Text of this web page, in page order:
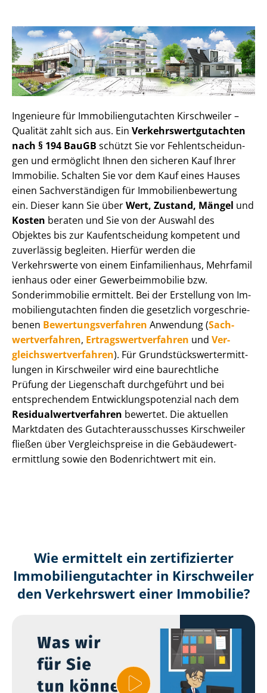
Ingenieure für Im­mo­bi­li­en­gut­ach­ten Kirschweiler –
Qualität zahlt sich aus. Ein Ver­kehrs­wert­gut­ach­ten
nach § 194 BauGB schützt Sie vor Fehl­ent­schei­dun­
gen und ermöglicht Ihnen den sicheren Kauf Ihrer
Immobilie. Schalten Sie vor dem Kauf eines Hauses
einen Sach­ver­stän­di­gen für Im­mo­bi­li­en­be­wer­tung
ein. Dieser kann Sie überWert, Zustand, Mängel und
Kosten beraten und Sie von der Auswahl des
Objektes bis zur Kauf­ent­schei­dung kompetent und
zuverlässig begleiten. Hierfür werden die
Verkehrswerte von einem Einfamilienhaus, Mehr­fa­mi­l
i­en­haus oder einer Ge­wer­be­im­mo­bi­lie bzw.
Sonderimmobilie ermittelt. Bei der Erstellung von Im­
mo­bi­li­en­gut­ach­ten finden die gesetzlich vor­ge­schrie­
be­nen Be­wer­tungs­ver­fah­ren Anwendung (Sach­
wert­ver­fah­ren, Er­trags­wert­ver­fah­ren und Ver­
gleichs­wert­ver­fah­ren). Für Grund­stücks­wert­ermitt­
lun­gen in Kirschweiler wird eine baurechtliche
Prüfung der Liegenschaft durchgeführt und bei
entsprechendem Ent­wick­lungs­po­ten­zi­al nach dem
Re­si­du­al­wert­ver­fah­ren bewertet. Die aktuellen
Marktdaten des Gut­ach­ter­aus­schus­ses Kirschweiler
fließen über Ver­gleichs­prei­se in die Ge­bäu­de­wert­
ermitt­lung sowie den Bodenrichtwert mit ein.
Wie ermittelt ein zertifizierter
Immobilien­gutachter in Kirschweiler
den Verkehrswert einer Immobilie?